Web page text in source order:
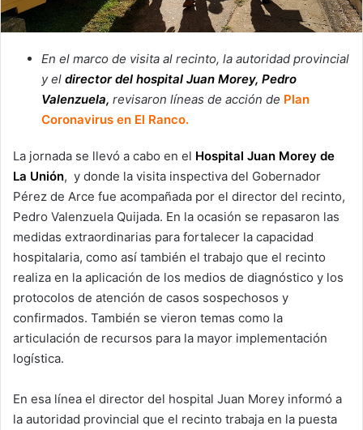
En el marco de visita al recinto, la autoridad provincial
y el director del hospital Juan Morey, Pedro
Valenzuela, revisaron líneas de acción de Plan
Coronavirus en El Ranco.
La jornada se llevó a cabo en el Hospital Juan Morey de
La Unión, y donde la visita inspectiva del Gobernador
Pérez de Arce fue acompañada por el director del recinto,
Pedro Valenzuela Quijada. En la ocasión se repasaron las
medidas extraordinarias para fortalecer la capacidad
hospitalaria, como así también el trabajo que el recinto
realiza en la aplicación de los medios de diagnóstico y los
protocolos de atención de casos sospechosos y
confirmados. También se vieron temas como la
articulación de recursos para la mayor implementación
logística.
En esa línea el director del hospital Juan Morey informó a
la autoridad provincial que el recinto trabaja en la puesta